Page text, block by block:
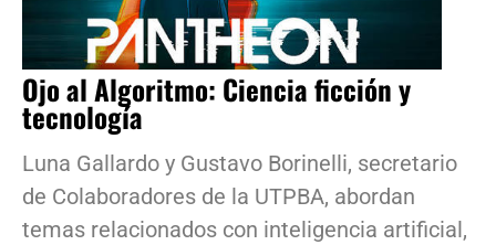
Ojo al Algoritmo: Ciencia ficción y
tecnología
Luna Gallardo y Gustavo Borinelli, secretario
de Colaboradores de la UTPBA, abordan
temas relacionados con inteligencia artificial,